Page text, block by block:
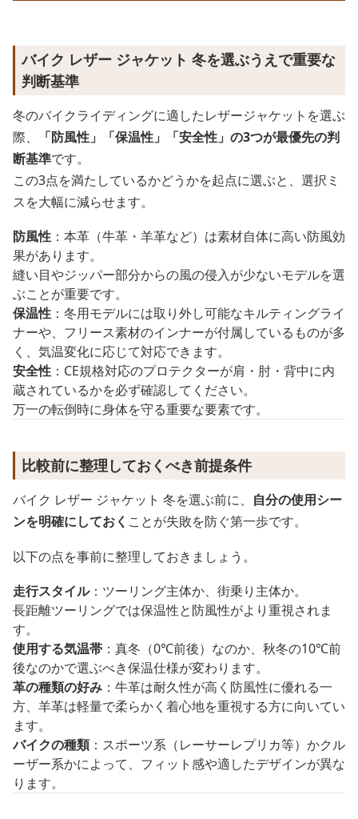
バイク レザー ジャケット 冬を選ぶうえで重要な
判断基準
冬のバイクライディングに適したレザージャケットを選ぶ
際、
「防風性」「保温性」「安全性」の3つが最優先の判
断基準です。
この3点を満たしているかどうかを起点に選ぶと、選択ミ
スを大幅に減らせます。
防風性 ：本革（牛革・羊革など）は素材自体に高い防風効
果があります。
縫い目やジッパー部分からの風の侵入が少ないモデルを選
ぶことが重要です。
保温性 ：冬用モデルには取り外し可能なキルティングライ
ナーや、フリース素材のインナーが付属しているものが多
く、気温変化に応じて対応できます。
安全性 ：CE規格対応のプロテクターが肩・肘・背中に内
蔵されているかを必ず確認してください。
万一の転倒時に身体を守る重要な要素です。
比較前に整理しておくべき前提条件
バイク レザー ジャケット 冬を選ぶ前に、 自分の使用シー
ンを明確にしておく ことが失敗を防ぐ第一歩です。
以下の点を事前に整理しておきましょう。
走行スタイル：ツーリング主体か、街乗り主体か。
長距離ツーリングでは保温性と防風性がより重視されま
す。
使用する気温帯 ：真冬（0℃前後）なのか、秋冬の10℃前
後なのかで選ぶべき保温仕様が変わります。
革の種類の好み ：牛革は耐久性が高く防風性に優れる一
方、羊革は軽量で柔らかく着心地を重視する方に向いてい
ます。
バイクの種類：スポーツ系（レーサーレプリカ等）かクル
ーザー系かによって、フィット感や適したデザインが異な
ります。